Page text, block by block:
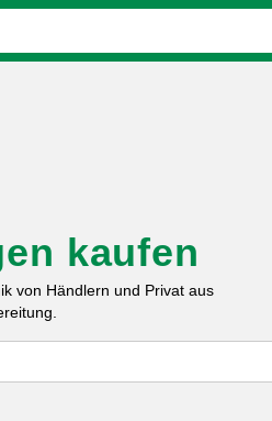
kaufen
von Händlern und Privat aus